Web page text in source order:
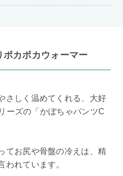
カポカウォーマー
さしく温めてくれる、大好
ーズの「かぼちゃパンツC
てお尻や骨盤の冷えは、精
われています。